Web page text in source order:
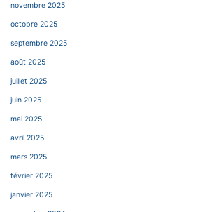
novembre 2025
octobre 2025
septembre 2025
août 2025
juillet 2025
juin 2025
mai 2025
avril 2025
mars 2025
février 2025
janvier 2025